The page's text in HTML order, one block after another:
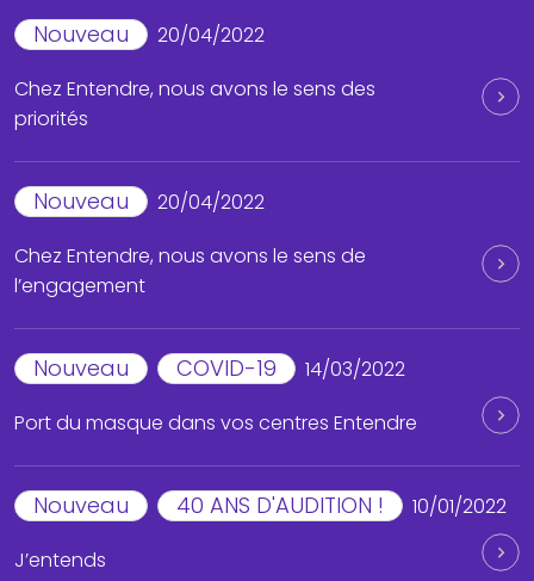
Nouveau
20/04/2022
Chez Entendre, nous avons le sens des
priorités
Nouveau
20/04/2022
Chez Entendre, nous avons le sens de
l’engagement
Nouveau COVID-19
14/03/2022
Port du masque dans vos centres Entendre
Nouveau 40 ANS D'AUDITION !
10/01/2022
J’entends